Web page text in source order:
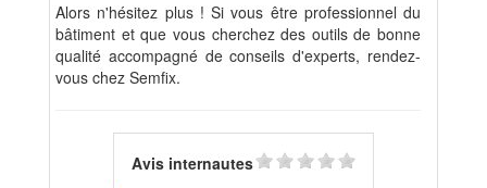
Alors n'hésitez plus ! Si vous être professionnel du
bâtiment et que vous cherchez des outils de bonne
qualité accompagné de conseils d'experts, rendez-
vous chez Semfix.
Avis internautes